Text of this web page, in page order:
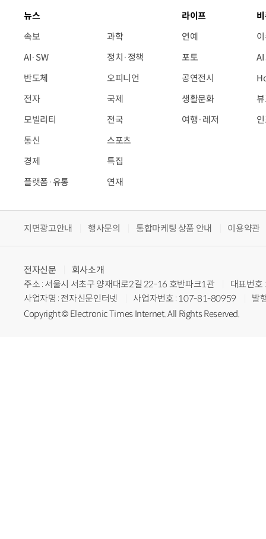
뉴스
속보
AI·SW
반도체
전자
모빌리티
통신
경제
플랫폼·유통
과학
정치·정책
오피니언
국제
전국
스포츠
특집
연재
라이프
연예
포토
공연전시
생활문화
여행·레저
지면광고안내 행사문의 통합마케팅 상품 안내 이용약관
전자신문
회사소개
주소 : 서울시 서초구 양재대로2길 22-16 호반파크1관
대표번
사업자명 : 전자신문인터넷
사업자번호 : 107-81-80959
발
Copyright © Electronic Times Internet. All Rights Reserved.